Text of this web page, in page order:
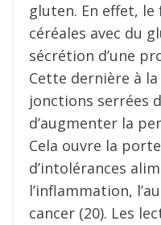
gluten. En effet,
céréales avec du
sécrétion d’une
Cette dernière à
jonctions serrées
d’augmenter la
Cela ouvre la
d’intolérances
l’inflammation,
cancer (20). Les